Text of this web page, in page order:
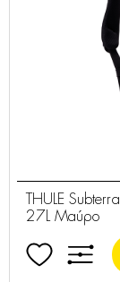
THULE
27L Μαύρο